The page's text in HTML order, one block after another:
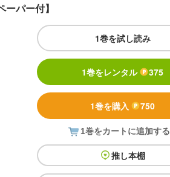
パー付】
1巻を試し読み
1巻をレンタル 375
1巻を購入 750
1巻をカートに追加する
推し本棚